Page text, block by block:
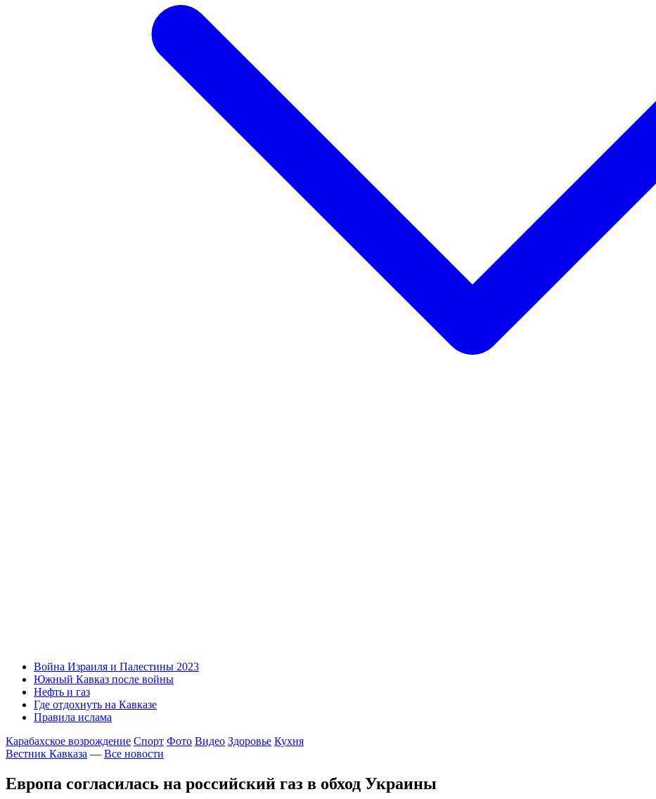
Война Израиля и Палестины 2023
Южный Кавказ после войны
Нефть и газ
Где отдохнуть на Кавказе
Правила ислама
Карабахское возрождение Спорт Фото Видео Здоровье Кухня
Вестник Кавказа — Все новости
Европа согласилась на российский газ в обход Украины